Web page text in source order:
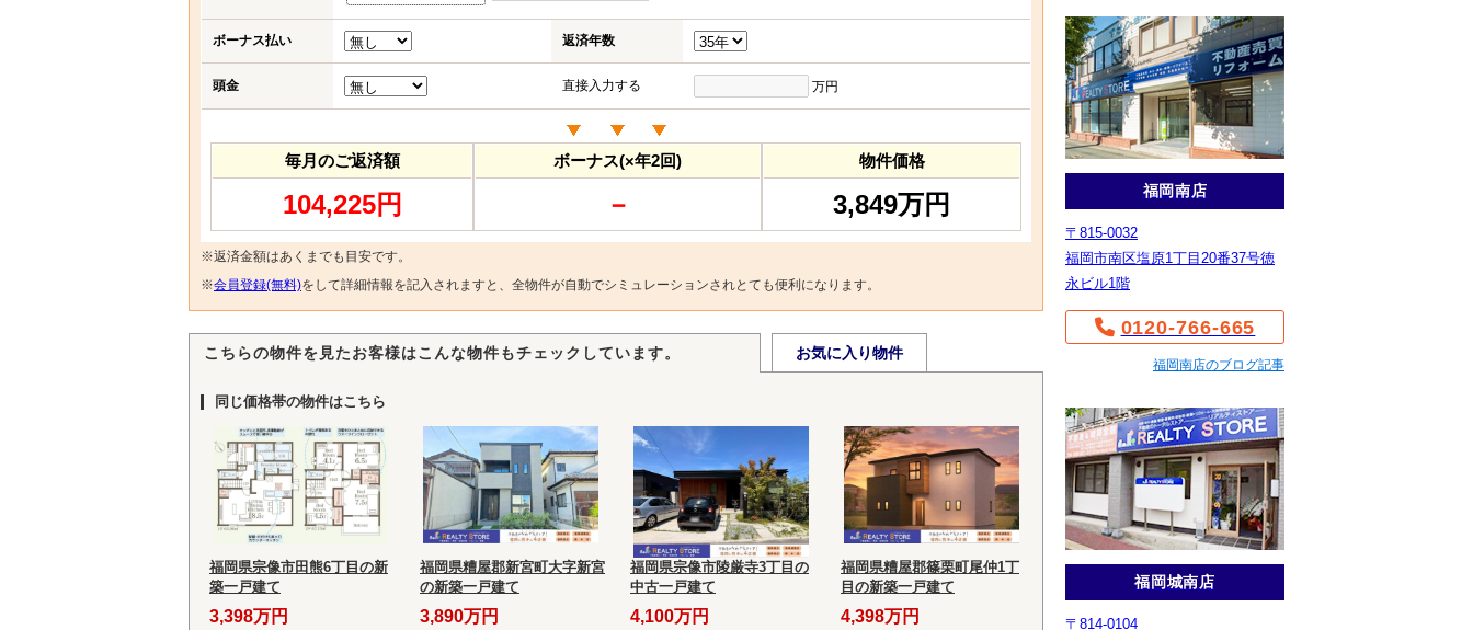
ボーナス払い 返済年数
頭金 直接入力する 万円
毎月のご返済額
104,225円
ボーナス(×年2回)
－
物件価格
3,849万円
※返済金額はあくまでも目安です。
※会員登録(無料)をして詳細情報を記入されますと、全物件が自動でシミュレーションされとても便利になります。
こちらの物件を見たお客様はこんな物件もチェックしています。 お気に入り物件
同じ価格帯の物件はこちら
福岡県宗像市田熊6丁目の新
築一戸建て
3,398万円
福岡県糟屋郡新宮町大字新宮
の新築一戸建て
3,890万円
福岡県宗像市陵厳寺3丁目の
中古一戸建て
4,100万円
福岡県糟屋郡篠栗町尾仲1丁
目の新築一戸建て
4,398万円
福岡南店
〒815-0032
福岡市南区塩原1丁目20番37号徳
永ビル1階
0120-766-665
福岡南店のブログ記事
福岡城南店
〒814-0104